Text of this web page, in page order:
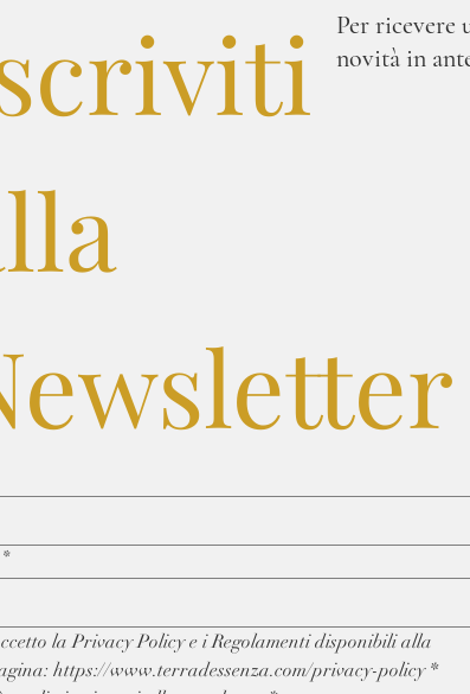
*
la Privacy Policy e i Regolamenti disponibili alla
https://www.terradessenza.com/privacy-policy *
Per ricevere
novità in